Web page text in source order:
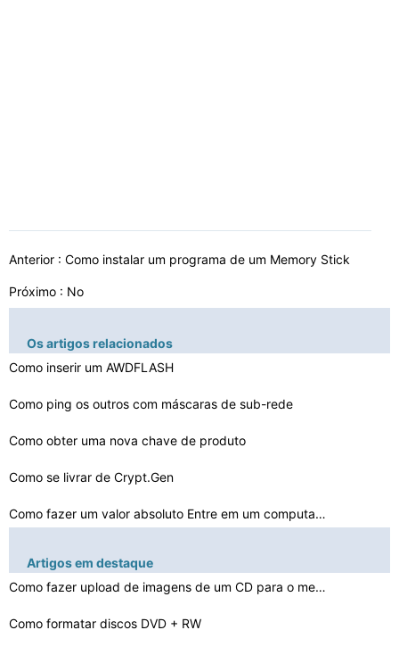
Anterior : Como instalar um programa de um Memory Stick
Próximo : No
Os artigos relacionados
Como inserir um AWDFLASH
Como ping os outros com máscaras de sub-rede
Como obter uma nova chave de produto
Como se livrar de Crypt.Gen
Como fazer um valor absoluto Entre em um computador
Como manter Metadados em Oracle Spatial
Como remover arquivos Active X
Artigos em destaque
Como fazer upload de imagens de um CD para o meu comput…
Como formatar discos DVD + RW